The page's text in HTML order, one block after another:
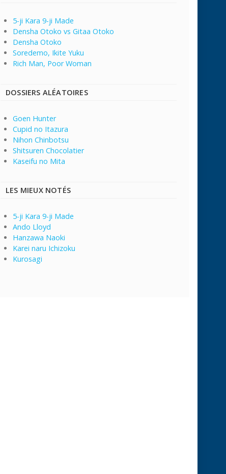
5-ji Kara 9-ji Made
Densha Otoko vs Gitaa Otoko
Densha Otoko
Soredemo, Ikite Yuku
Rich Man, Poor Woman
DOSSIERS ALÉATOIRES
Goen Hunter
Cupid no Itazura
Nihon Chinbotsu
Shitsuren Chocolatier
Kaseifu no Mita
LES MIEUX NOTÉS
5-ji Kara 9-ji Made
Ando Lloyd
Hanzawa Naoki
Karei naru Ichizoku
Kurosagi